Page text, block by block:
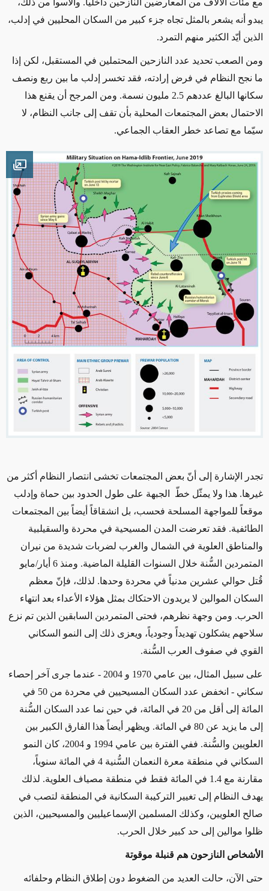
مع مئات الآلاف من المعارضين النازحين داخلياً. والأسوأ من ذلك،
يبدو أنه يشعر بالمثل تجاه جزء كبير من السكان المحليين في إدلب،
الذين أيّد الكثير منهم التمرد.
ومن الصعب تحديد عدد النازحين المحتملين في المستقبل، لكن إذا
ما نجح النظام في فرض إرادته، فقد تخسر إدلب ما بين ربع ونصف
سكانها البالغ عددهم 2.5 مليون نسمة. ومن المرجح أن يقنع هذا
الاحتمال بعض المجتمعات المحلية بأن تقف إلى جانب النظام، لا
سيّما مع تصاعد خطر العقاب الجماعي.
تجدر الإشارة إلى أنّ بعض المجتمعات تخشى انتصار النظام أكثر من
غيرها. هذا ولا يمثّل خطّ الجبهة على طول الحدود بين حماة وإدلب
موقعاً للمواجهة المسلحة فحسب، بل انشقاقاً أيضاً بين المجتمعات
الطائفية. فقد تعرضت المدن المسيحية في محردة والسقيلبية
والمناطق العلوية في الشمال والغرب لضربات شديدة من نيران
المتمردين السُّنة خلال السنوات القليلة الماضية. ومنذ 6 أيار/مايو
قُتل حوالي عشرين مدنياً في محردة وحدها. لذلك، فإنّ معظم
السكان الموالين لا يريدون الاحتكاك بمثل هؤلاء الأعداء بعد انتهاء
الحرب. ومن وجهة نظرهم، فحتى المتمردين السابقين الذين تم نزع
سلاحهم يشكلون تهديداً وجودياً، ويعزى ذلك إلى النمو السكاني
القوي في صفوف العرب السُّنة.
على سبيل المثال، بين عامي 1970 و 2004 - عندما جرى آخر إحصاء
سكاني - انخفض عدد السكان المسيحيين في محردة من 50 في
المائة إلى أقل من 20 في المائة، في حين نما عدد السكان السُّنة
إلى ما يزيد عن 80 في المائة. ويظهر أيضاً هذا الفارق الكبير بين
العلويين والسُّنة. ففي الفترة بين عامي 1994 و 2004، كان النمو
السكاني في منطقة معرة النعمان السُّنية 4 في المائة سنوياً،
مقارنة مع 1.4 في المائة فقط في منطقة مصياف العلوية. لذلك
يهدف النظام إلى تغيير التركيبة السكانية في المنطقة لتصب في
صالح العلويين، وكذلك المسلمين الإسماعيليين والمسيحيين، الذين
ظلوا موالين إلى حد كبير خلال الحرب.
الأشخاص النازحون هم قنبلة موقوتة
حتى الآن، حالت العديد من الضغوط دون إطلاق النظام وحلفائه